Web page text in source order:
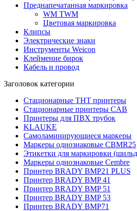
Преднапечатанная маркировка
WM TWM
Цветовая маркировка
Клипсы
Электрические знаки
Инструменты Weicon
Клеймение бирок
Кабель и провод
Заголовок категории
Стационарные THT принтеры
Стационарные принтеры CAB
Принтеры для ПВХ трубок
KLAUKE
Самоламинирующиеся маркеры
Маркеры однознаковые CBMR25
Этикетки для маркировки
Маркеры однознаковые Cembre
Принтер BRADY BMP21 PLUS
Принтер BRADY BMP 41
Принтер BRADY BMP 51
Принтер BRADY BMP 53
Принтер BRADY BMP71